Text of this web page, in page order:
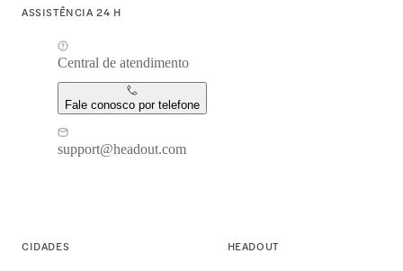
ASSISTÊNCIA 24 H
Central de atendimento
Fale conosco por telefone
support@headout.com
CIDADES HEADOUT